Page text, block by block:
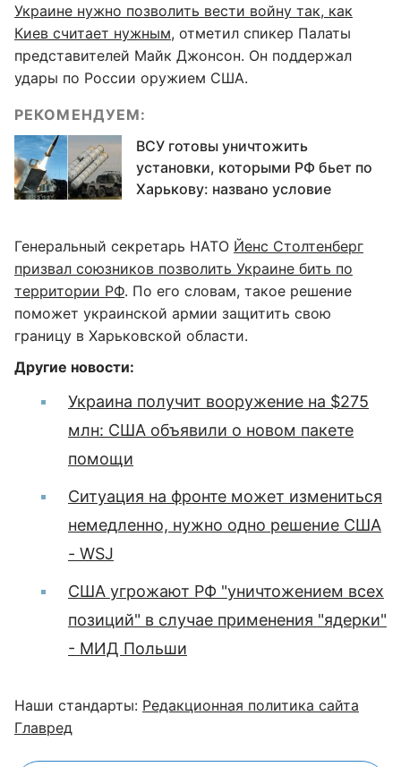
Украине нужно позволить вести войну так, как
Киев считает нужным, отметил спикер Палаты
представителей Майк Джонсон. Он поддержал
удары по России оружием США.
РЕКОМЕНДУЕМ:
ВСУ готовы уничтожить
установки, которыми РФ бьет по
Харькову: названо условие
Генеральный секретарь НАТО Йенс Столтенберг
призвал союзников позволить Украине бить по
территории РФ. По его словам, такое решение
поможет украинской армии защитить свою
границу в Харьковской области.
Другие новости:
Украина получит вооружение на $275
млн: США объявили о новом пакете
помощи
Ситуация на фронте может измениться
немедленно, нужно одно решение США
- WSJ
США угрожают РФ "уничтожением всех
позиций" в случае применения "ядерки"
- МИД Польши
Наши стандарты: Редакционная политика сайта
Главред